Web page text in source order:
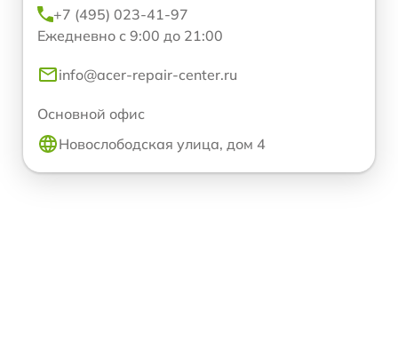
+7 (495) 023-41-97
Ежедневно с 9:00 до 21:00
info@acer-repair-center.ru
Основной офис
Новослободская улица, дом 4